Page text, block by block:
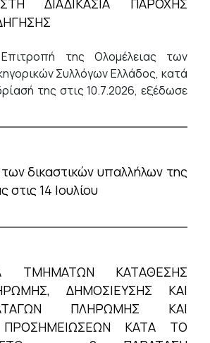
ΔΙΑΔΙΚΑΣΙΑ ΠΑΡΟΧΗΣ
της Ολομέλειας των
Συλλόγων Ελλάδος, κατά
της στις 10.7.2026, εξέδωσε
δικαστικών υπαλλήλων της
στις 14 Ιουλίου
ΤΜΗΜΑΤΩΝ ΚΑΤΑΘΕΣΗΣ
ΔΗΜΟΣΙΕΥΣΗΣ ΚΑΙ
ΠΛΗΡΩΜΗΣ ΚΑΙ
ΠΡΟΣΗΜΕΙΩΣΕΩΝ ΚΑΤΑ ΤΟ